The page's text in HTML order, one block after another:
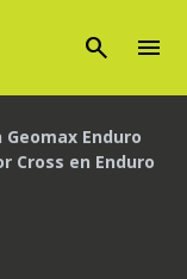
search menu
Geomax Enduro
Cross en Enduro